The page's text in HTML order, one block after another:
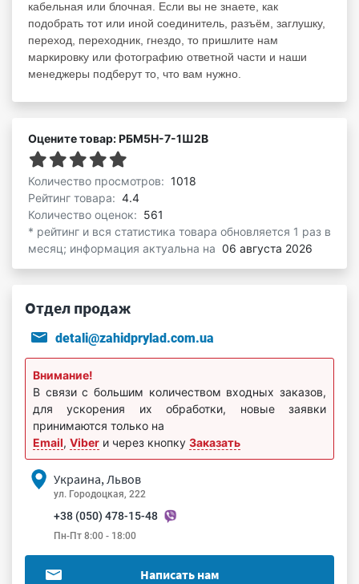
кабельная или блочная. Если вы не знаете, как
подобрать тот или иной соединитель, разъём, заглушку,
переход, переходник, гнездо, то пришлите нам
маркировку или фотографию ответной части и наши
менеджеры подберут то, что вам нужно.
Оцените товар: РБМ5Н-7-1Ш2В
Количество просмотров: 1018
Рейтинг товара: 4.4
Количество оценок: 561
* рейтинг и вся статистика товара обновляется 1 раз в
месяц; информация актуальна на 06 августа 2026
Отдел продаж
detali@zahidprylad.com.ua
Внимание!
В связи с большим количеством входных заказов,
для ускорения их обработки, новые заявки
принимаются только на
Email, Viber и через кнопку Заказать
Украина, Львов
ул. Городоцкая, 222
+38 (050) 478-15-48
Пн-Пт 8:00 - 18:00
Написать нам